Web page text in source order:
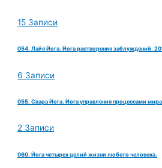
15 Записи
054. Лайя Йога. Йога растворения заблуждений.
6 Записи
055. Свара Йога. Йога управления процессами
2 Записи
060. Йога четырех целий жизни любого человека.